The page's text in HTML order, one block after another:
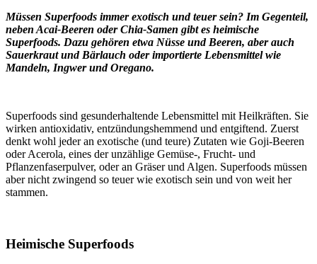
Müssen Superfoods immer exotisch und teuer sein? Im Gegenteil,
neben Acai-Beeren oder Chia-Samen gibt es heimische
Superfoods. Dazu gehören etwa Nüsse und Beeren, aber auch
Sauerkraut und Bärlauch oder importierte Lebensmittel wie
Mandeln, Ingwer und Oregano.
Superfoods sind gesunderhaltende Lebensmittel mit Heilkräften. Sie
wirken antioxidativ, entzündungshemmend und entgiftend. Zuerst
denkt wohl jeder an exotische (und teure) Zutaten wie Goji-Beeren
oder Acerola, eines der unzählige Gemüse-, Frucht- und
Pflanzenfaserpulver, oder an Gräser und Algen. Superfoods müssen
aber nicht zwingend so teuer wie exotisch sein und von weit her
stammen.
Heimische Superfoods